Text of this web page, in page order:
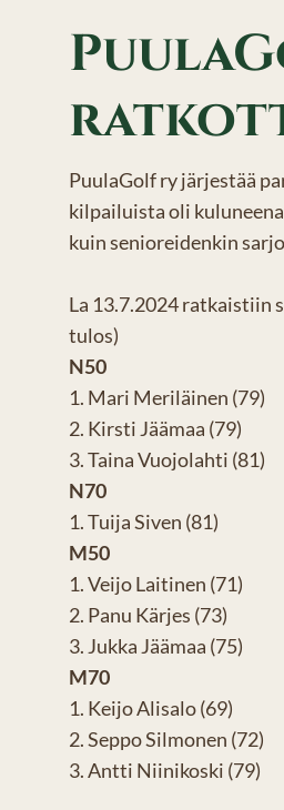
PuulaGolf ry järjestää
kilpailuista oli
kuin senioreidenkin
La 13.7.2024 ratkaistiin
tulos)
N50
1. Mari Meriläinen (79)
2. Kirsti Jäämaa (79)
3. Taina Vuojolahti (81)
N70
1. Tuija Siven (81)
M50
1. Veijo Laitinen (71)
2. Panu Kärjes (73)
3. Jukka Jäämaa (75)
M70
1. Keijo Alisalo (69)
2. Seppo Silmonen (72)
3. Antti Niinikoski (79)